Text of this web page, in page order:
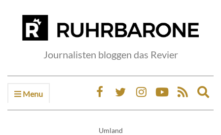
Journalisten bloggen das Revier
Menu
Umland